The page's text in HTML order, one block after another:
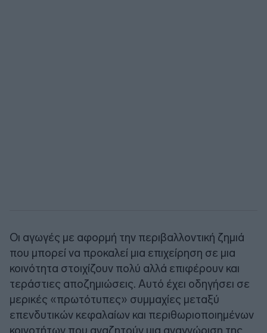
Οι αγωγές με αφορμή την περιβαλλοντική ζημιά
που μπορεί να προκαλεί μια επιχείρηση σε μια
κοινότητα στοιχίζουν πολύ αλλά επιφέρουν και
τεράστιες αποζημιώσεις. Αυτό έχει οδηγήσει σε
μερικές «πρωτότυπες» συμμαχίες μεταξύ
επενδυτικών κεφαλαίων και περιθωριοποιημένων
κοινοτήτων που αναζητούν μια αναγνώριση της